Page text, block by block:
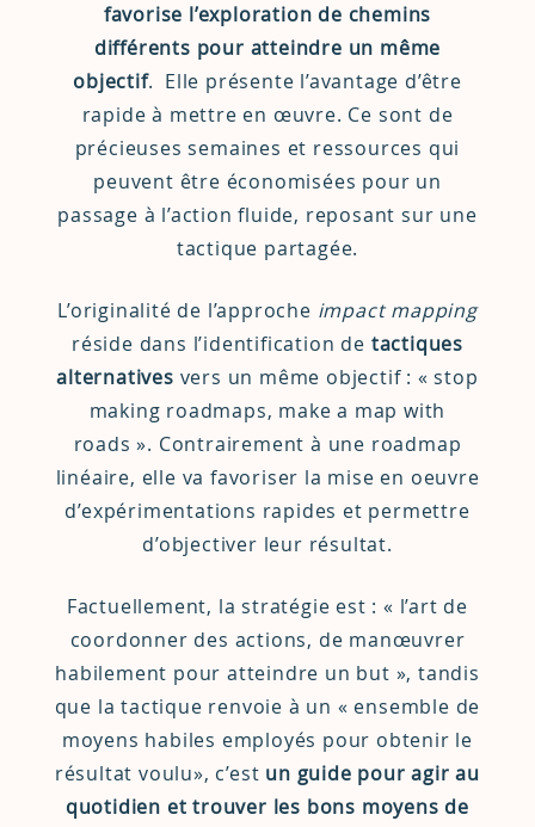
favorise l’exploration de chemins
différents pour atteindre un même
objectif. Elle présente l’avantage d’être
rapide à mettre en œuvre. Ce sont de
précieuses semaines et ressources qui
peuvent être économisées pour un
passage à l’action fluide, reposant sur une
tactique partagée.
L’originalité de l’approche impact mapping
réside dans l’identification de tactiques
alternatives vers un même objectif : « stop
making roadmaps, make a map with
roads ». Contrairement à une roadmap
linéaire, elle va favoriser la mise en oeuvre
d’expérimentations rapides et permettre
d’objectiver leur résultat.
Factuellement, la stratégie est : « l’art de
coordonner des actions, de manœuvrer
habilement pour atteindre un but », tandis
que la tactique renvoie à un « ensemble de
moyens habiles employés pour obtenir le
résultat voulu», c’est un guide pour agir au
quotidien et trouver les bons moyens de